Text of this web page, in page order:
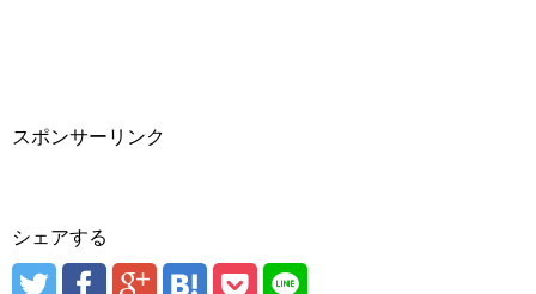
スポンサーリンク
シェアする